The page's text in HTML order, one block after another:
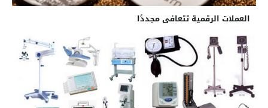
العملات الرقمية تتعافى مجددًا